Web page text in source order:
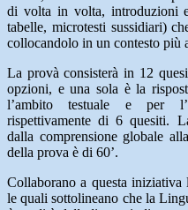
di volta in volta, introduzioni
tabelle, microtesti sussidiari)
collocandolo in un contesto più
La provà consisterà in 12
opzioni, e una sola è la
l’ambito testuale e per
rispettivamente di 6 quesiti.
dalla comprensione globale
della prova è di 60’.
Collaborano a questa
le quali sottolineano che la